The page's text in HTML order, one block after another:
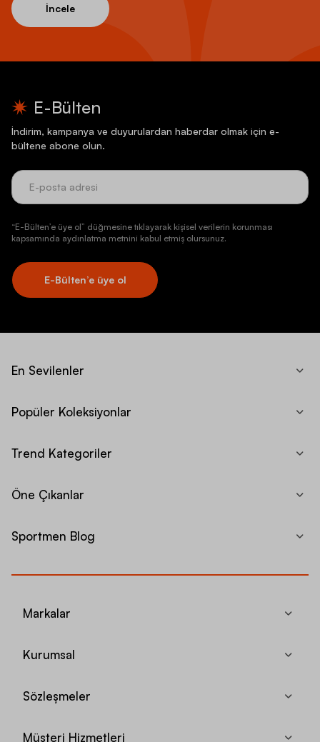
İncele
E-Bülten
İndirim, kampanya ve duyurulardan haberdar olmak için e-
bültene abone olun.
“E-Bülten’e üye ol” düğmesine tıklayarak kişisel verilerin korunması
kapsamında aydınlatma metnini kabul etmiş olursunuz.
E-Bülten’e üye ol
En Sevilenler
Popüler Koleksiyonlar
Trend Kategoriler
Öne Çıkanlar
Sportmen Blog
Markalar
Kurumsal
Sözleşmeler
Müşteri Hizmetleri